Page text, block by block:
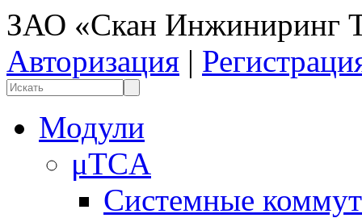
ЗАО «Скан Инжиниринг
Авторизация |
Модули
μTCA
Системные